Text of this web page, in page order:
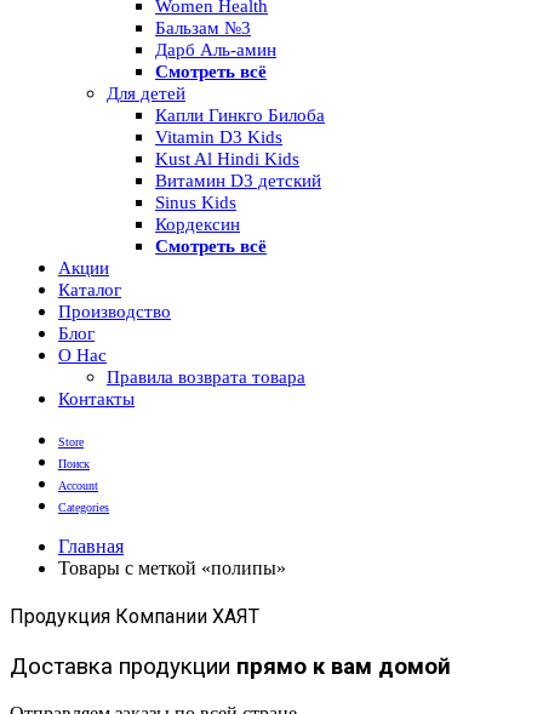
Women Health
Бальзам №3
Дарб Аль-амин
Смотреть всё
Для детей
Капли Гинкго Билоба
Vitamin D3 Kids
Kust Al Hindi Kids
Витамин D3 детский
Sinus Kids
Кордексин
Смотреть всё
Акции
Каталог
Производство
Блог
О Нас
Правила возврата товара
Контакты
Store
Поиск
Account
Categories
Главная
Товары с меткой «полипы»
Продукция Компании ХАЯТ
Доставка продукции прямо к вам домой